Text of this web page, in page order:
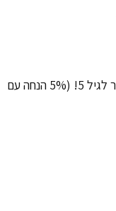
מהממת. בא לי לחזור לגיל 5! (5% הנחה עם